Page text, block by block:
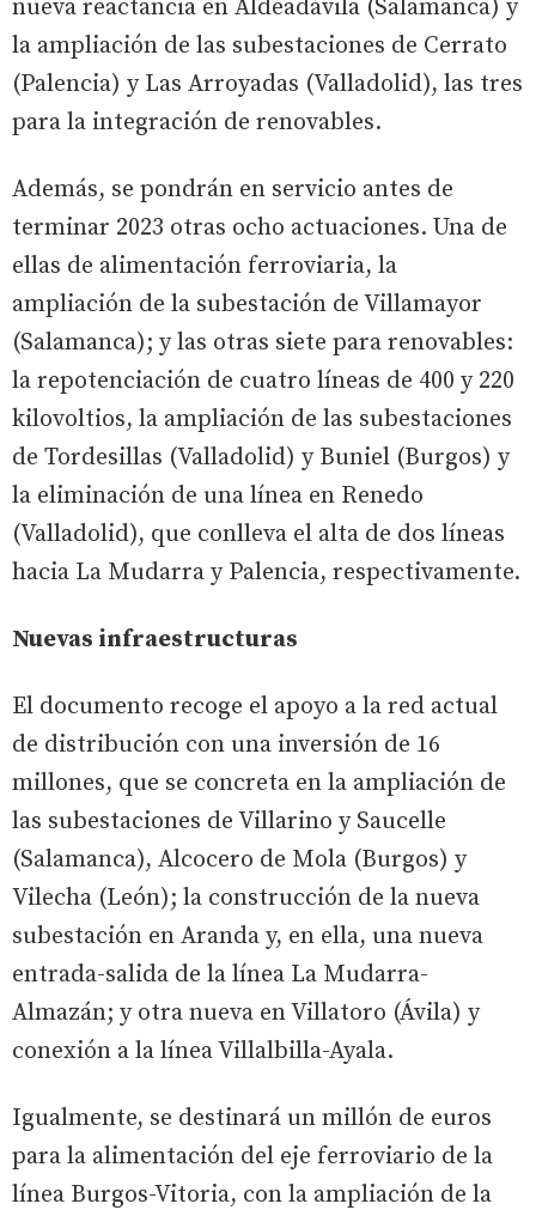
nueva reactancia en Aldeadávila (Salamanca) y
la ampliación de las subestaciones de Cerrato
(Palencia) y Las Arroyadas (Valladolid), las tres
para la integración de renovables.
Además, se pondrán en servicio antes de
terminar 2023 otras ocho actuaciones. Una de
ellas de alimentación ferroviaria, la
ampliación de la subestación de Villamayor
(Salamanca); y las otras siete para renovables:
la repotenciación de cuatro líneas de 400 y 220
kilovoltios, la ampliación de las subestaciones
de Tordesillas (Valladolid) y Buniel (Burgos) y
la eliminación de una línea en Renedo
(Valladolid), que conlleva el alta de dos líneas
hacia La Mudarra y Palencia, respectivamente.
Nuevas infraestructuras
El documento recoge el apoyo a la red actual
de distribución con una inversión de 16
millones, que se concreta en la ampliación de
las subestaciones de Villarino y Saucelle
(Salamanca), Alcocero de Mola (Burgos) y
Vilecha (León); la construcción de la nueva
subestación en Aranda y, en ella, una nueva
entrada-salida de la línea La Mudarra-
Almazán; y otra nueva en Villatoro (Ávila) y
conexión a la línea Villalbilla-Ayala.
Igualmente, se destinará un millón de euros
para la alimentación del eje ferroviario de la
línea Burgos-Vitoria, con la ampliación de la